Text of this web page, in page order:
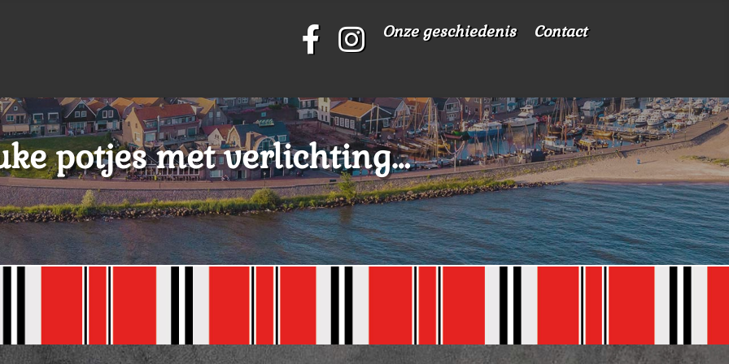
Onze geschiedenis Contact
potjes met verlichting…